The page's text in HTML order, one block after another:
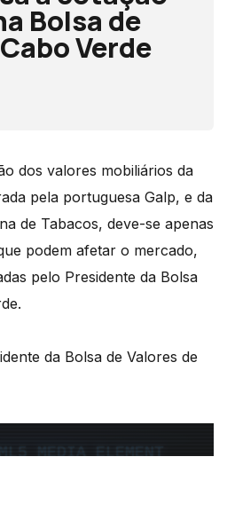
Bolsa de
Verde
dos valores mobiliários da
pela portuguesa Galp, e da
de Tabacos, deve-se apenas
podem afetar o mercado,
pelo Presidente da Bolsa
da Bolsa de Valores de